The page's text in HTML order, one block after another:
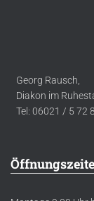
Georg Rausch,
Diakon im
Tel: 06021 / 5 72